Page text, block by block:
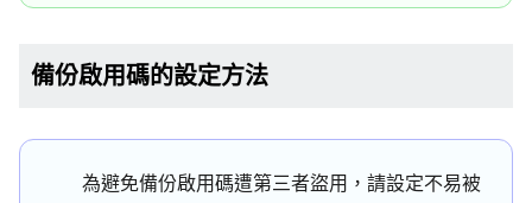
備份啟用碼的設定方法
為避免備份啟用碼遭第三者盜用，請設定不易被